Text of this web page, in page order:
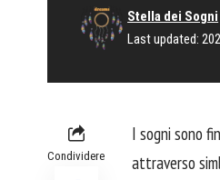
Last updated:
Stella dei Sogni
Condividere
I sogni sono
attraverso